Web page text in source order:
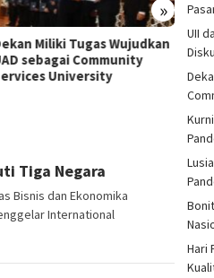
»
Irianto/Anas Juara di
Pandoyono Terbuka 3
Tiga Negara
Bisnis dan Ekonomika
International
UII
Hari